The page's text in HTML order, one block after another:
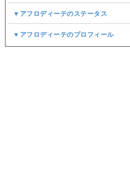
▼アフロディーテのステータス
▼アフロディーテのプロフィール